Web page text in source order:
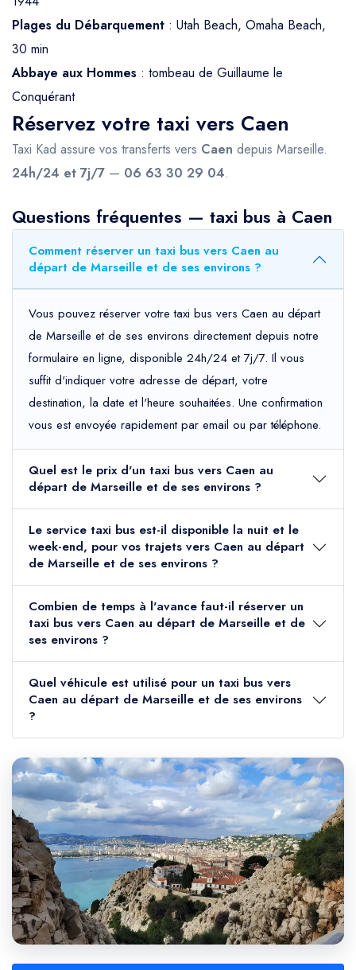
Plages du Débarquement : Utah Beach, Omaha Beach,
30 min
Abbaye aux Hommes : tombeau de Guillaume le
Conquérant
Réservez votre taxi vers Caen
Taxi Kad assure vos transferts vers Caen depuis Marseille.
24h/24 et 7j/7 — 06 63 30 29 04.
Questions fréquentes — taxi bus à Caen
Comment réserver un taxi bus vers Caen au
départ de Marseille et de ses environs ?
Vous pouvez réserver votre taxi bus vers Caen au départ
de Marseille et de ses environs directement depuis notre
formulaire en ligne, disponible 24h/24 et 7j/7. Il vous
suffit d'indiquer votre adresse de départ, votre
destination, la date et l'heure souhaitées. Une confirmation
vous est envoyée rapidement par email ou par téléphone.
Quel est le prix d'un taxi bus vers Caen au
départ de Marseille et de ses environs ?
Le service taxi bus est-il disponible la nuit et le
week-end, pour vos trajets vers Caen au départ
de Marseille et de ses environs ?
Combien de temps à l'avance faut-il réserver un
taxi bus vers Caen au départ de Marseille et de
ses environs ?
Quel véhicule est utilisé pour un taxi bus vers
Caen au départ de Marseille et de ses environs
?